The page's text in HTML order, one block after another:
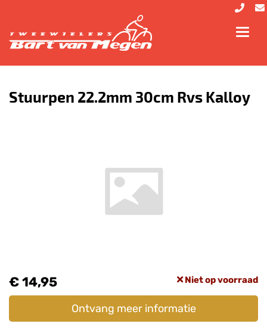
Stuurpen 22.2mm 30cm Rvs Kalloy
€ 14,95 Niet op voorraad
Ontvang meer informatie